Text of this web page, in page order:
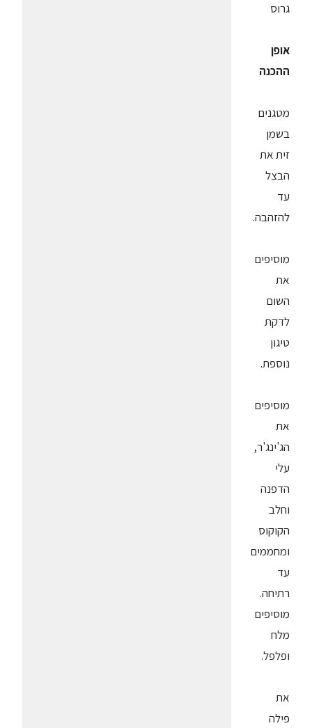
גרוס
אופן
ההכנה
מטגנים
בשמן
זית את
הבצל
עד
להזהבה.
מוסיפים
את
השום
לדקת
טיגון
נוספת.
מוסיפים
את
הג'ינג'ר,
עלי
הדפנה
וחלב
הקוקוס
ומחממים
עד
רתיחה.
מוסיפים
מלח
ופלפל.
את
פילה